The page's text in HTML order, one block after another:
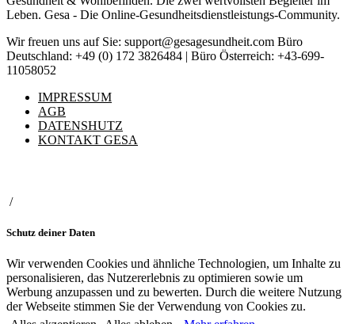
Leben. Gesa - Die Online-Gesundheitsdienstleistungs-Community.
Wir freuen uns auf Sie: support@gesagesundheit.com Büro
Deutschland: +49 (0) 172 3826484 | Büro Österreich: +43-699-
11058052
IMPRESSUM
AGB
DATENSHUTZ
KONTAKT GESA
/
Schutz deiner Daten
Wir verwenden Cookies und ähnliche Technologien, um Inhalte zu
personalisieren, das Nutzererlebnis zu optimieren sowie um
Werbung anzupassen und zu bewerten. Durch die weitere Nutzung
der Webseite stimmen Sie der Verwendung von Cookies zu.